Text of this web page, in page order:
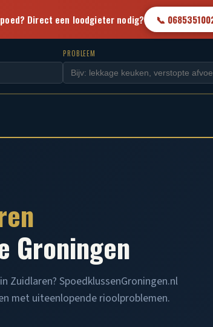
Direct een loodgieter nodig? 📞
PROBLEEM
Groningen
Zuidlaren? SpoedklussenGroningen.nl
met uiteenlopende rioolproblemen.